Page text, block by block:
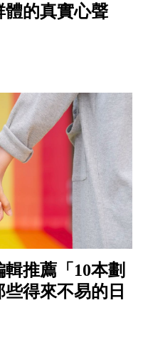
體的真實心聲
推薦「10本劃
得來不易的日